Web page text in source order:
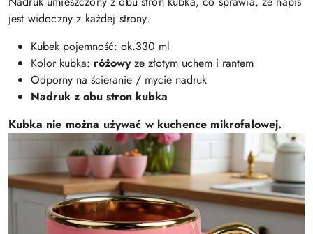
jest widoczny z każdej strony.
Kubek pojemność: ok.330 ml
Kolor kubka: różowyze złotym uchem i rantem
Odporny na ścieranie / mycie nadruk
Nadruk z obu stron kubka
Kubka nie można używać w kuchence mikrofalowej.